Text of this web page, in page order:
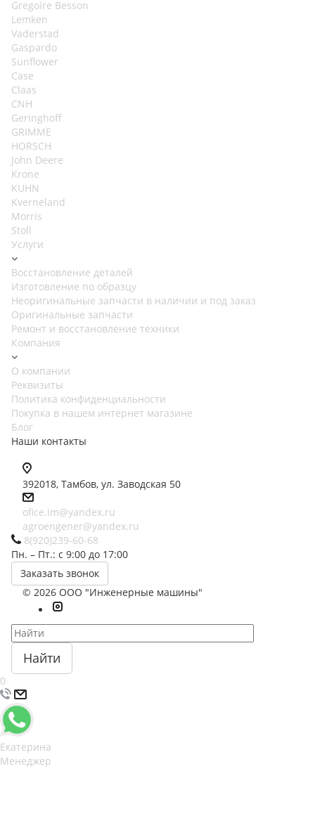
Gregoire Besson
Lemken
Vaderstad
Gaspardo
Sunflower
Case
Claas
CNH
Geringhoff
GRIMME
HORSCH
John Deere
Krone
KUHN
Kverneland
Morris
Stoll
Услуги
Восстановление деталей
Изготовление по образцу
Неоригинальные запчасти в наличии и под заказ
Оригинальные запчасти
Ремонт и восстановление техники
Компания
О компании
Реквизиты
Политика конфиденциальности
Покупка в нашем интернет магазине
Блог
Наши контакты
392018, Тамбов, ул. Заводская 50
ofice.im@yandex.ru
agroengener@yandex.ru
8(920)239-60-68
Пн. – Пт.: с 9:00 до 17:00
Заказать звонок
© 2026 ООО "Инженерные машины"
Найти
0
Екатерина
Менеджер